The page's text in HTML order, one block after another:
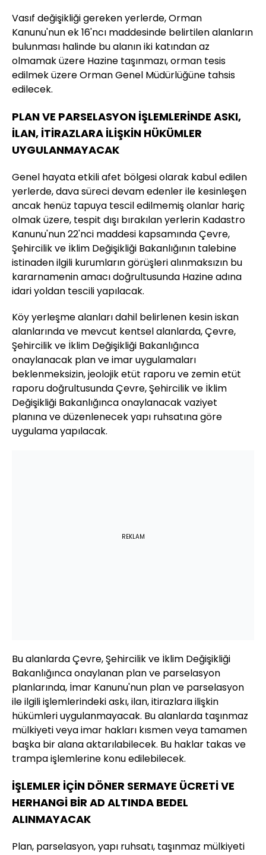
Vasıf değişikliği gereken yerlerde, Orman
Kanunu'nun ek 16'ncı maddesinde belirtilen alanların
bulunması halinde bu alanın iki katından az
olmamak üzere Hazine taşınmazı, orman tesis
edilmek üzere Orman Genel Müdürlüğüne tahsis
edilecek.
PLAN VE PARSELASYON İŞLEMLERİNDE ASKI,
İLAN, İTİRAZLARA İLİŞKİN HÜKÜMLER
UYGULANMAYACAK
Genel hayata etkili afet bölgesi olarak kabul edilen
yerlerde, dava süreci devam edenler ile kesinleşen
ancak henüz tapuya tescil edilmemiş olanlar hariç
olmak üzere, tespit dışı bırakılan yerlerin Kadastro
Kanunu'nun 22'nci maddesi kapsamında Çevre,
Şehircilik ve İklim Değişikliği Bakanlığının talebine
istinaden ilgili kurumların görüşleri alınmaksızın bu
kararnamenin amacı doğrultusunda Hazine adına
idari yoldan tescili yapılacak.
Köy yerleşme alanları dahil belirlenen kesin iskan
alanlarında ve mevcut kentsel alanlarda, Çevre,
Şehircilik ve İklim Değişikliği Bakanlığınca
onaylanacak plan ve imar uygulamaları
beklenmeksizin, jeolojik etüt raporu ve zemin etüt
raporu doğrultusunda Çevre, Şehircilik ve İklim
Değişikliği Bakanlığınca onaylanacak vaziyet
planına ve düzenlenecek yapı ruhsatına göre
uygulama yapılacak.
REKLAM
Bu alanlarda Çevre, Şehircilik ve İklim Değişikliği
Bakanlığınca onaylanan plan ve parselasyon
planlarında, İmar Kanunu'nun plan ve parselasyon
ile ilgili işlemlerindeki askı, ilan, itirazlara ilişkin
hükümleri uygulanmayacak. Bu alanlarda taşınmaz
mülkiyeti veya imar hakları kısmen veya tamamen
başka bir alana aktarılabilecek. Bu haklar takas ve
trampa işlemlerine konu edilebilecek.
İŞLEMLER İÇİN DÖNER SERMAYE ÜCRETİ VE
HERHANGİ BİR AD ALTINDA BEDEL
ALINMAYACAK
Plan, parselasyon, yapı ruhsatı, taşınmaz mülkiyeti